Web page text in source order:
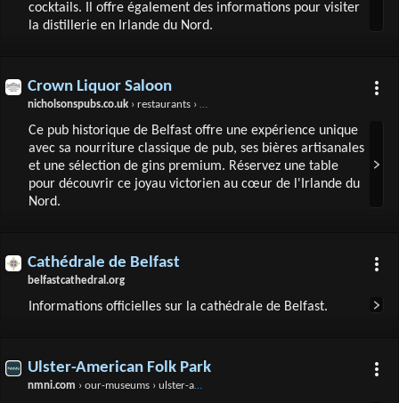
cocktails. Il offre également des informations pour visiter
la distillerie en Irlande du Nord.
Crown Liquor Saloon
nicholsonspubs.co.uk › restaurants › scotlandandnorthernireland › thecrownliquorsaloonbelfast
Ce pub historique de Belfast offre une expérience unique
avec sa nourriture classique de pub, ses bières artisanales
et une sélection de gins premium. Réservez une table
pour découvrir ce joyau victorien au cœur de l'Irlande du
Nord.
Cathédrale de Belfast
belfastcathedral.org
Informations officielles sur la cathédrale de Belfast.
Ulster-American Folk Park
nmni.com › our-museums › ulster-american-folk-park › Ulster-American-Folk-Park-Were-Ready-For-You › Ulster-American-Folk-Park-Were-Ready-For-You.aspx